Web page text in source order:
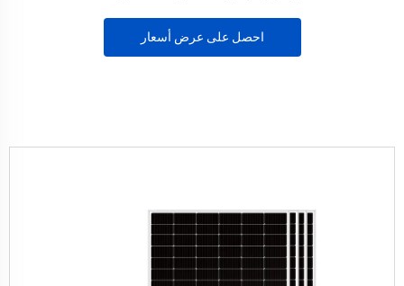
احصل على عرض أسعار